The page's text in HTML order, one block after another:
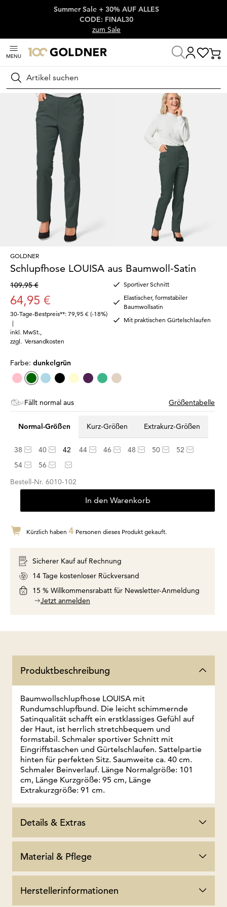
Überspringe Navigation, direkt zum Content
Summer Sale + 30% AUF ALLES
CODE: FINAL30
zum Sale
MENU
Suchen
Startseite Damenmode
GOLDNER
Schlupfhose LOUISA aus Baumwoll-Satin
109,95 €
64,95 €
30-Tage-Bestpreis**: 79,95 € (-18%)
|
inkl. MwSt.
zzgl. Versandkosten
Sportiver Schnitt
Elastischer, formstabiler
Baumwollsatin
Mit praktischen Gürtelschlaufen
Farbe: dunkelgrün
Fällt normal aus Größentabelle
Normal-Größen Kurz-Größen Extrakurz-Größen
38 40 42 44 46 48 50
52
54
56
Bestell-Nr. 6010-102
In den Warenkorb
Kürzlich haben 4 Personen dieses Produkt gekauft.
Sicherer Kauf auf Rechnung
14 Tage kostenloser Rückversand
15 % Willkommensrabatt für Newsletter-Anmeldung
Jetzt anmelden
Produktbeschreibung
Baumwollschlupfhose LOUISA mit
Rundumschlupfbund. Die leicht schimmernde
Satinqualität schafft ein erstklassiges Gefühl auf
der Haut, ist herrlich stretchbequem und
formstabil. Schmaler sportiver Schnitt mit
Eingriffstaschen und Gürtelschlaufen. Sattelpartie
hinten für perfekten Sitz. Saumweite ca. 40 cm.
Schmaler Beinverlauf. Länge Normalgröße: 101
cm, Länge Kurzgröße: 95 cm, Länge
Extrakurzgröße: 91 cm.
Details & Extras
Material & Pflege
Herstellerinformationen